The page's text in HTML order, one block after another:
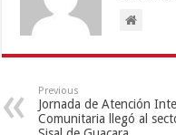
Previous
Jornada de Atención
Comunitaria llegó al